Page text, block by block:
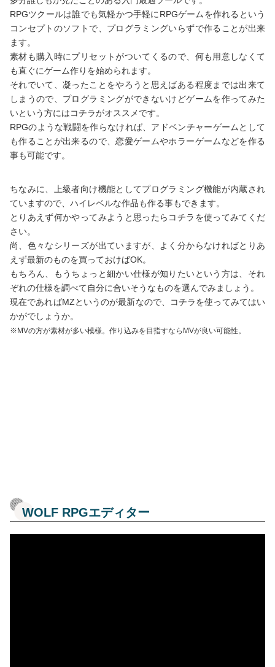
RPGツクールは誰でも気軽かつ手軽にRPGゲームを作れるという
コンセプトのソフトで、プログラミングいらずで作ることが出来
ます。
素材も購入時にプリセットがついてくるので、何も用意しなくて
も直ぐにゲーム作りを始められます。
それでいて、凝ったことをやろうと思えばある程度までは出来て
しまうので、プログラミングができないけどゲームを作ってみた
いという方にはコチラがオススメです。
RPGのような戦闘を作らなければ、アドベンチャーゲームとして
も作ることが出来るので、恋愛ゲームやホラーゲームなどを作る
事も可能です。
ちなみに、上級者向け機能としてプログラミング機能が内蔵され
ていますので、ハイレベルな作品も作る事もできます。
とりあえず何かやってみようと思ったらコチラを使ってみてくだ
さい。
尚、色々なシリーズが出ていますが、よく分からなければとりあ
えず最新のものを買っておけばOK。
もちろん、もうちょっと細かい仕様が知りたいという方は、それ
ぞれの仕様を調べて自分に合いそうなものを選んでみましょう。
現在であればMZというのが最新なので、コチラを使ってみてはい
かがでしょうか。
※MVの方が素材が多い模様。作り込みを目指すならMVが良い可能性。
WOLF RPGエディター